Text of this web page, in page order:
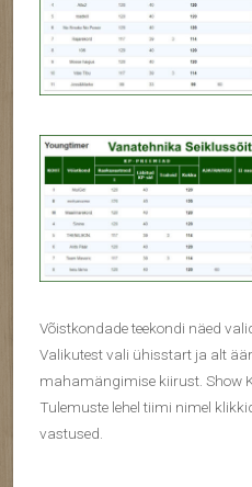
Võistkondade teekondi näed
Valikutest vali ühisstart ja alt
mahamängimise kiirust. Show
Tulemuste lehel tiimi nimel
vastused.